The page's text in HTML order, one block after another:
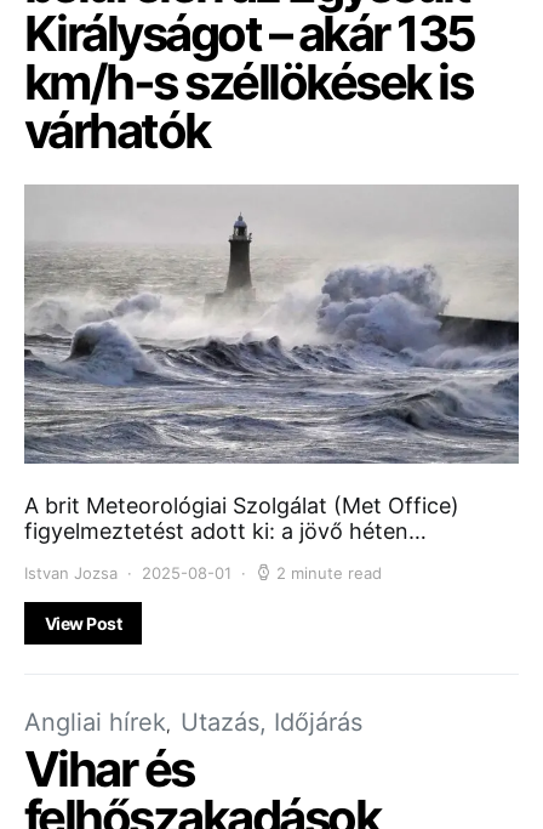
Királyságot – akár 135
km/h-s széllökések is
várhatók
A brit Meteorológiai Szolgálat (Met Office)
figyelmeztetést adott ki: a jövő héten…
Istvan Jozsa 2025-08-01 2 minute read
View Post
Angliai hírek Utazás, Időjárás
Vihar és